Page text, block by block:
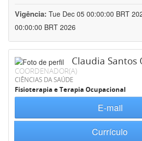
Vigência: Tue Dec 05 00:00:00 BRT
00:00:00 BRT 2026
Claudia Santos
COORDENADOR(A)
CIÊNCIAS DA SAÚDE
Fisioterapia e Terapia Ocupacional
E-mail
Currículo